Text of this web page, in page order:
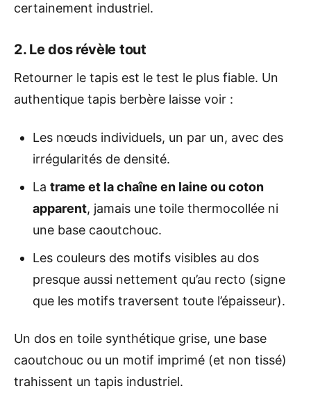
certainement industriel.
2. Le dos révèle tout
Retourner le tapis est le test le plus fiable. Un
authentique tapis berbère laisse voir :
Les nœuds individuels, un par un, avec des
irrégularités de densité.
La trame et la chaîne en laine ou coton
apparent, jamais une toile thermocollée ni
une base caoutchouc.
Les couleurs des motifs visibles au dos
presque aussi nettement qu’au recto (signe
que les motifs traversent toute l’épaisseur).
Un dos en toile synthétique grise, une base
caoutchouc ou un motif imprimé (et non tissé)
trahissent un tapis industriel.